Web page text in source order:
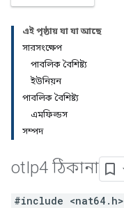
এই পৃষ্ঠায় যা যা আছে
সারসংক্ষেপ
পাবলিক বৈশিষ্ট্য
ইউনিয়ন
পাবলিক বৈশিষ্ট্য
এমফিল্ডস
সম্পদ
otIp4 ঠিকানা
#include <nat64.h>